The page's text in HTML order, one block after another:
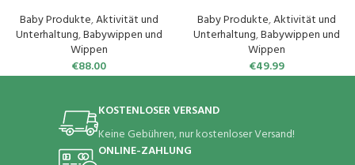
Timing-Funktion Mp3-Player
Babyschaukelstuhl FüR
SäUglinge Im Alter Von 1-12
Monaten （Blau）
Baby Produkte,Aktivität und
Unterhaltung,Babywippen und
Wippen
€88.00
Jungs, Neugeborenes +
Baby Produkte,Aktivität und
Unterhaltung,Babywippen und
Wippen
€49.99
KOSTENLOSER VERSAND
Keine Gebühren, nur kostenloser Versand!
ONLINE-ZAHLUNG